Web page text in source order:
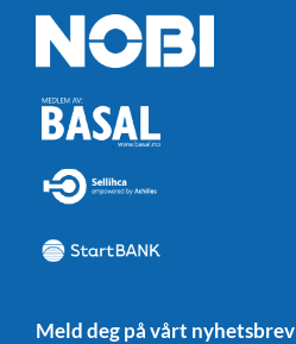
Meld deg på vårt nyhetsbrev